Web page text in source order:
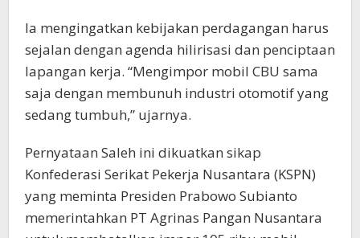
Ia mengingatkan kebijakan perdagangan harus
sejalan dengan agenda hilirisasi dan penciptaan
lapangan kerja. “Mengimpor mobil CBU sama
saja dengan membunuh industri otomotif yang
sedang tumbuh,” ujarnya.
Pernyataan Saleh ini dikuatkan sikap
Konfederasi Serikat Pekerja Nusantara (KSPN)
yang meminta Presiden Prabowo Subianto
memerintahkan PT Agrinas Pangan Nusantara